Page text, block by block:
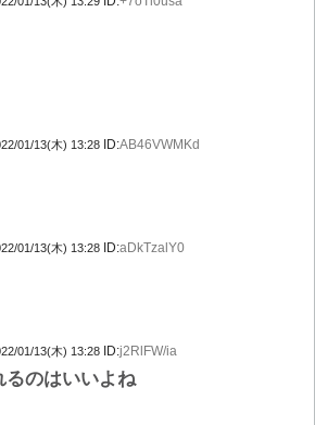
01/13(木) 13:28 ID:AB46VWMKd
01/13(木) 13:28 ID:aDkTzalY0
01/13(木) 13:28 ID:j2RlFW/ia
るのはいいよね